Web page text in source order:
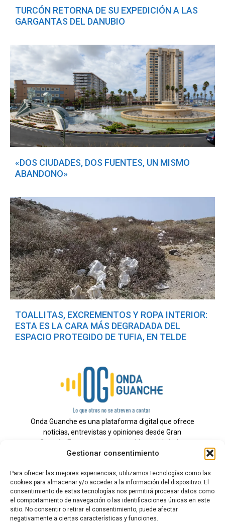
Gestionar consentimiento
Para ofrecer las mejores experiencias, utilizamos tecnologías como las
cookies para almacenar y/o acceder a la información del dispositivo. El
consentimiento de estas tecnologías nos permitirá procesar datos como
el comportamiento de navegación o las identificaciones únicas en este
sitio. No consentir o retirar el consentimiento, puede afectar
negativamente a ciertas características y funciones.
TURCÓN RETORNA DE SU EXPEDICIÓN A LAS
GARGANTAS DEL DANUBIO
«DOS CIUDADES, DOS FUENTES, UN MISMO
ABANDONO»
TOALLITAS, EXCREMENTOS Y ROPA INTERIOR:
ESTA ES LA CARA MÁS DEGRADADA DEL
ESPACIO PROTEGIDO DE TUFIA, EN TELDE
Onda Guanche es una plataforma digital que ofrece
noticias, entrevistas y opiniones desde Gran
Canaria. Estamos comprometidos con brindar
información veraz y un periodismo independiente a
Todos los derechos reservados.
Radio